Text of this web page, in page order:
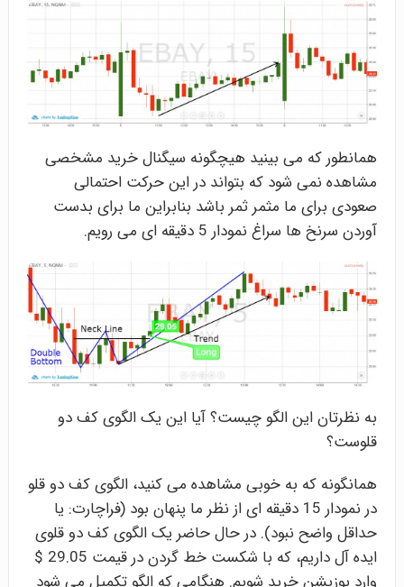
همانطور که می بینید هیچگونه سیگنال خرید مشخصی
مشاهده نمی شود که بتواند در این حرکت احتمالی
صعودی برای ما مثمر ثمر باشد بنابراین ما برای بدست
آوردن سرنخ ها سراغ نمودار 5 دقیقه ای می رویم.
به نظرتان این الگو چیست؟ آیا این یک الگوی کف دو
قلوست؟
همانگونه که به خوبی مشاهده می کنید، الگوی کف دو قلو
در نمودار 15 دقیقه ای از نظر ما پنهان بود (فراچارت: یا
حداقل واضح نبود). در حال حاضر یک الگوی کف دو قلوی
ایده آل داریم، که با شکست خط گردن در قیمت 29.05 $